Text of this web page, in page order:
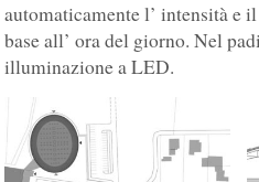
automaticamente l’ intensità e
base all’ ora del giorno. Nel
illuminazione a LED.